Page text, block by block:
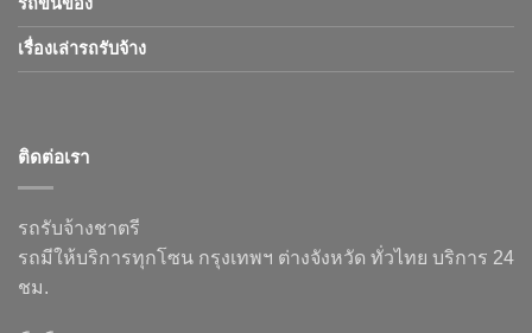
รถขนของ
เรื่องเล่ารถรับจ้าง
ติดต่อเรา
รถรับจ้างชาตรี
รถมีให้บริการทุกโซน กรุงเทพฯ ต่างจังหวัด ทั่วไทย บริการ 24
ชม.